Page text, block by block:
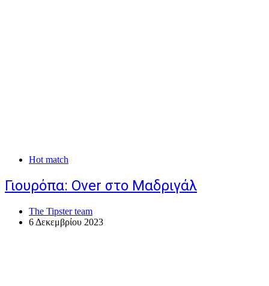
Hot match
Γιουρόπα: Over στο Μαδριγάλ
The Tipster team
6 Δεκεμβρίου 2023